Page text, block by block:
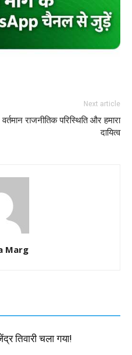
Next article
वर्तमान राजनीतिक परिस्थिति और हमारा
दायित्व
Marg
तिवारी चला गया!